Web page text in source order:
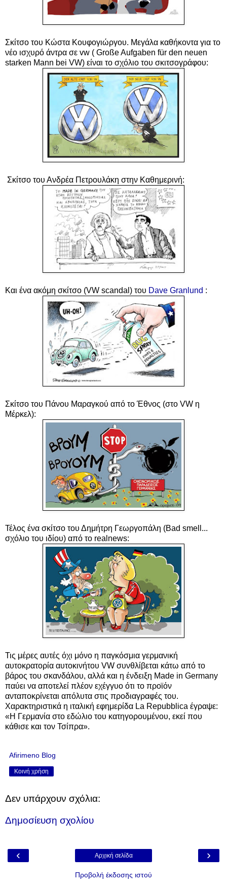
Σκίτσο του Κώστα Κουφογιώργου. Μεγάλα καθήκοντα για το
νέο ισχυρό άντρα σε vw ( Große Aufgaben für den neuen
starken Mann bei VW) είναι το σχόλιο του σκιτσογράφου:
Σκίτσο του Ανδρέα Πετρουλάκη στην Καθημερινή:
Και ένα ακόμη σκίτσο (VW scandal) του Dave Granlund :
Σκίτσο του Πάνου Μαραγκού από το Έθνος (στο VW η
Μέρκελ):
Τέλος ένα σκίτσο του Δημήτρη Γεωργοπάλη (Bad smell...
σχόλιο του ιδίου) από το realnews:
Τις μέρες αυτές όχι μόνο η παγκόσμια γερμανική
αυτοκρατορία αυτοκινήτου VW συνθλίβεται κάτω από το
βάρος του σκανδάλου, αλλά και η ένδειξη Made in Germany
παύει να αποτελεί πλέον εχέγγυο ότι το προϊόν
ανταποκρίνεται απόλυτα στις προδιαγραφές του.
Χαρακτηριστικά η ιταλική εφημερίδα La Repubblica έγραψε:
«Η Γερμανία στο εδώλιο του κατηγορουμένου, εκεί που
κάθισε και τον Τσίπρα».
Afirimeno Blog
Κοινή χρήση
Δεν υπάρχουν σχόλια:
Δημοσίευση σχολίου
‹ ›
Αρχική σελίδα
Προβολή έκδοσης ιστού